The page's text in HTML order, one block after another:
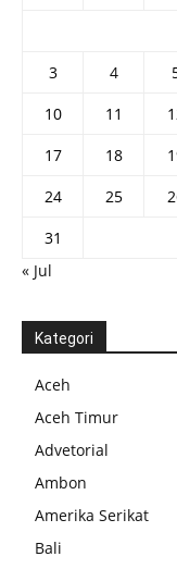
3
4
10
11
17
18
24
25
31
« Jul
Kategori
Aceh
Aceh Timur
Advetorial
Ambon
Amerika Serikat
Bali